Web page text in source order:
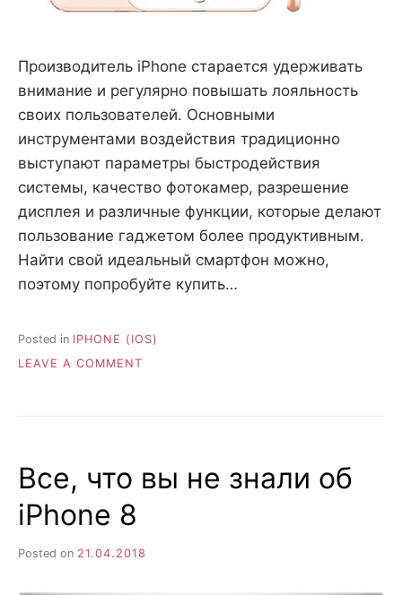
Производитель iPhone старается удерживать
внимание и регулярно повышать лояльность
своих пользователей. Основными
инструментами воздействия традиционно
выступают параметры быстродействия
системы, качество фотокамер, разрешение
дисплея и различные функции, которые делают
пользование гаджетом более продуктивным.
Найти свой идеальный смартфон можно,
поэтому попробуйте купить…
Posted in IPHONE (IOS)
LEAVE A COMMENT
Все, что вы не знали об
iPhone 8
Posted on 21.04.2018